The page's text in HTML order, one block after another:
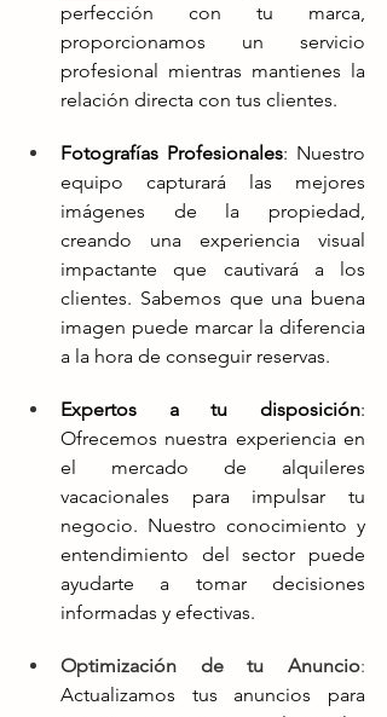
perfección con tu marca,
proporcionamos un servicio
profesional mientras mantienes la
relación directa con tus clientes.
Fotografías Profesionales: Nuestro
equipo capturará las mejores
imágenes de la propiedad,
creando una experiencia visual
impactante que cautivará a los
clientes. Sabemos que una buena
imagen puede marcar la diferencia
a la hora de conseguir reservas.
Expertos a tu disposición:
Ofrecemos nuestra experiencia en
el mercado de alquileres
vacacionales para impulsar tu
negocio. Nuestro conocimiento y
entendimiento del sector puede
ayudarte a tomar decisiones
informadas y efectivas.
Optimización de tu Anuncio
Actualizamos tus anuncios para